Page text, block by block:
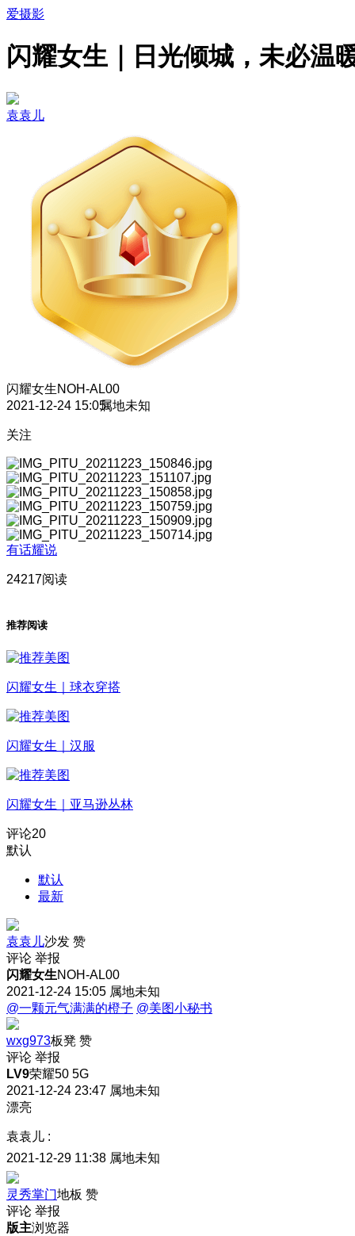
爱摄影
闪耀女生｜日光倾城，未必温
袁袁儿
闪耀女生NOH-AL00
2021-12-24 15:05属地未知
关注
有话耀说
24217阅读
推荐阅读
闪耀女生｜球衣穿搭
闪耀女生｜汉服
闪耀女生｜亚马逊丛林
评论20
默认
默认
最新
袁袁儿沙发 赞
评论 举报
闪耀女生NOH-AL00
2021-12-24 15:05 属地未知
@一颗元气满满的橙子 @美图小秘书
wxg973板凳 赞
评论 举报
LV9荣耀50 5G
2021-12-24 23:47 属地未知
漂亮
袁袁儿 :
2021-12-29 11:38 属地未知
灵秀掌门地板 赞
评论 举报
版主浏览器